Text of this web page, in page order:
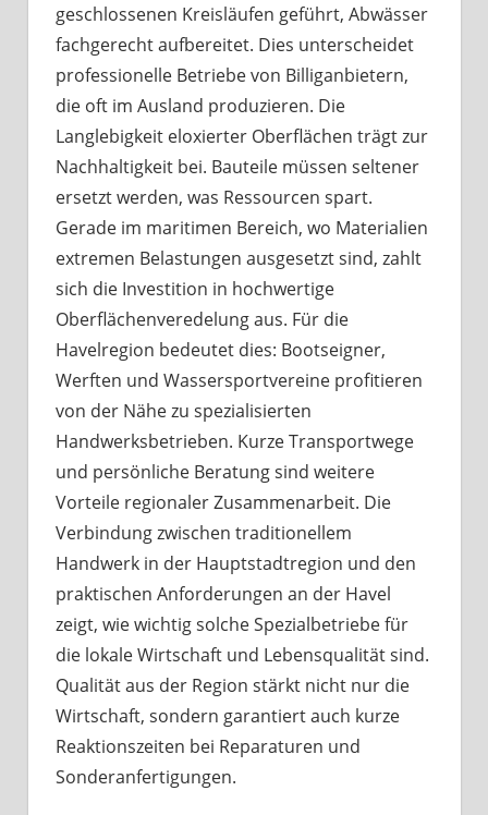
geschlossenen Kreisläufen geführt, Abwässer
fachgerecht aufbereitet. Dies unterscheidet
professionelle Betriebe von Billiganbietern,
die oft im Ausland produzieren. Die
Langlebigkeit eloxierter Oberflächen trägt zur
Nachhaltigkeit bei. Bauteile müssen seltener
ersetzt werden, was Ressourcen spart.
Gerade im maritimen Bereich, wo Materialien
extremen Belastungen ausgesetzt sind, zahlt
sich die Investition in hochwertige
Oberflächenveredelung aus. Für die
Havelregion bedeutet dies: Bootseigner,
Werften und Wassersportvereine profitieren
von der Nähe zu spezialisierten
Handwerksbetrieben. Kurze Transportwege
und persönliche Beratung sind weitere
Vorteile regionaler Zusammenarbeit. Die
Verbindung zwischen traditionellem
Handwerk in der Hauptstadtregion und den
praktischen Anforderungen an der Havel
zeigt, wie wichtig solche Spezialbetriebe für
die lokale Wirtschaft und Lebensqualität sind.
Qualität aus der Region stärkt nicht nur die
Wirtschaft, sondern garantiert auch kurze
Reaktionszeiten bei Reparaturen und
Sonderanfertigungen.